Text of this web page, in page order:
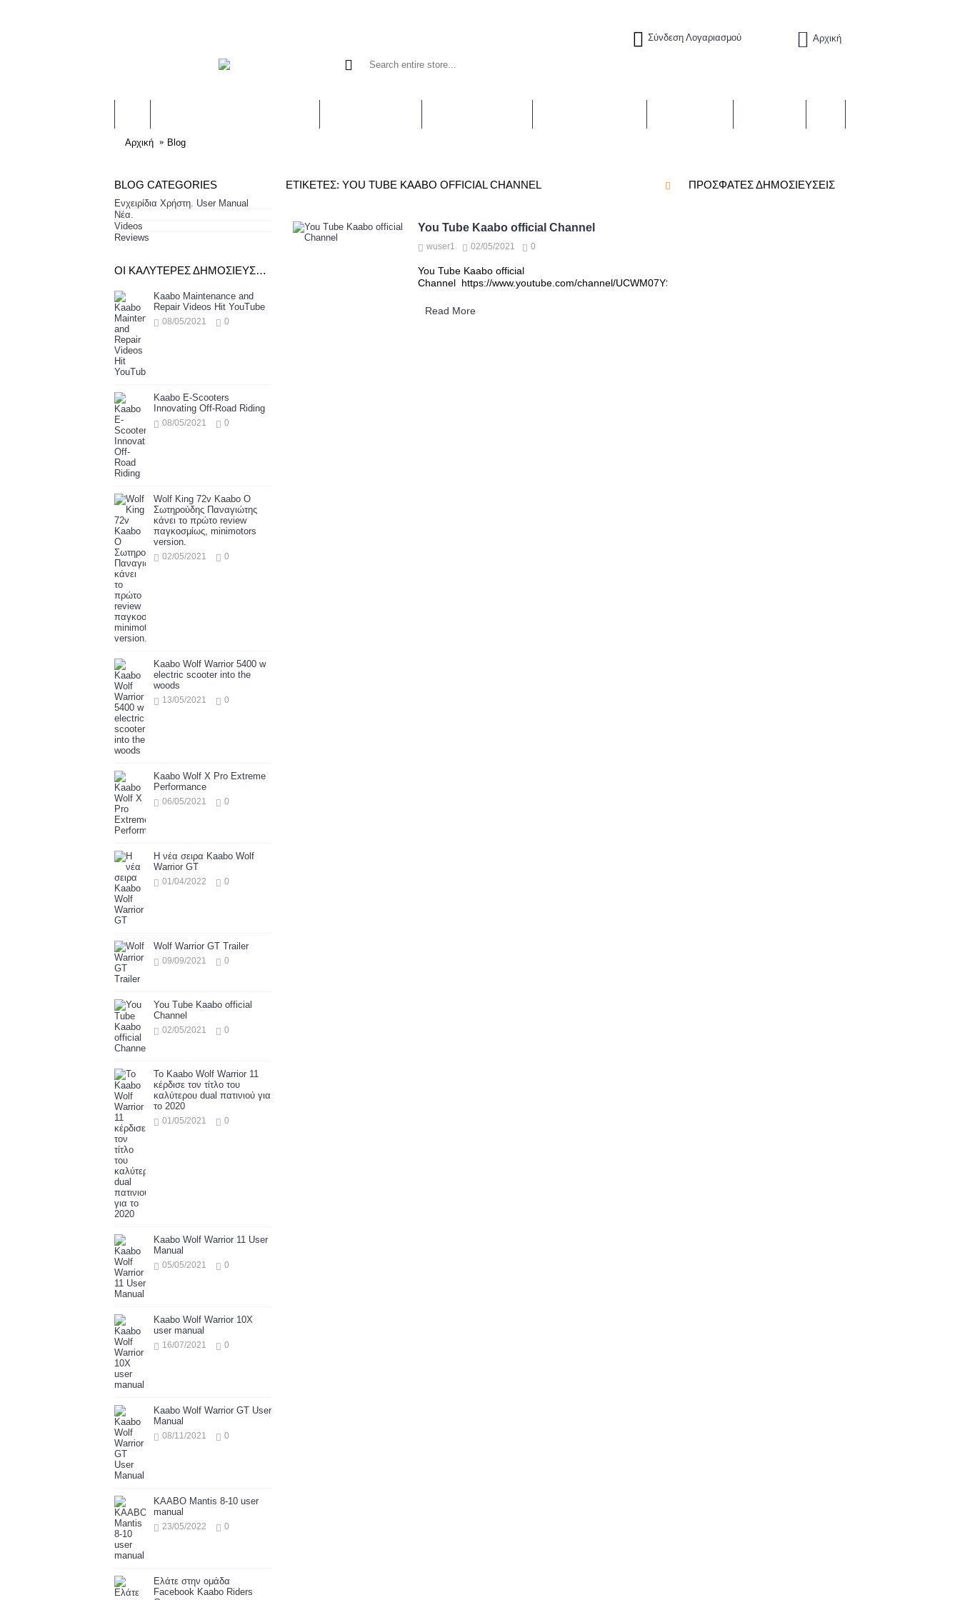
Σύνδεση Λογαριασμού Αρχική
Αρχική Blog
BLOG CATEGORIES
Ενχειρίδια Χρήστη. User Manual
Νέα.
Videos
Reviews
ΟΙ ΚΑΛΎΤΕΡΕΣ ΔΗΜΟΣΙΕΎΣΕΙΣ
Kaabo Maintenance and
Repair Videos Hit YouTube
08/05/2021 0
Kaabo E-Scooters
Innovating Off-Road Riding
08/05/2021 0
Wolf King 72v Kaabo Ο
Σωτηρούδης Παναγιώτης
κάνει το πρώτο review
παγκοσμίως, minimotors
version.
02/05/2021 0
Kaabo Wolf Warrior 5400 w
electric scooter into the
woods
13/05/2021 0
Kaabo Wolf X Pro Extreme
Performance
06/05/2021 0
Η νέα σειρα Kaabo Wolf
Warrior GT
01/04/2022 0
Wolf Warrior GT Trailer
09/09/2021 0
You Tube Kaabo official
Channel
02/05/2021 0
Το Kaabo Wolf Warrior 11
κέρδισε τον τίτλο του
καλύτερου dual πατινιού για
το 2020
01/05/2021 0
Kaabo Wolf Warrior 11 User
Manual
05/05/2021 0
Kaabo Wolf Warrior 10X
user manual
16/07/2021 0
Kaabo Wolf Warrior GT User
Manual
08/11/2021 0
KAABO Mantis 8-10 user
manual
23/05/2022 0
Ελάτε στην ομάδα
Facebook Kaabo Riders
ΠΡΌΣΦΑΤΕΣ ΔΗΜΟΣΙΕΎΣΕΙΣ
ΕΤΙΚΈΤΕΣ: YOU TUBE KAABO OFFICIAL CHANNEL
You Tube Kaabo official Channel
wuser1 02/05/2021 0
You Tube Kaabo official
Channel https://www.youtube.com/channel/UCWM07YSzWpoi60uR5QmfLUw/featured...
Read More